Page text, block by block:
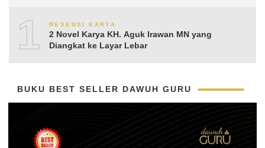
10RESENSI KARYA
2 Novel Karya KH. Aguk Irawan MN yang
Diangkat ke Layar Lebar
BUKU BEST SELLER DAWUH GURU